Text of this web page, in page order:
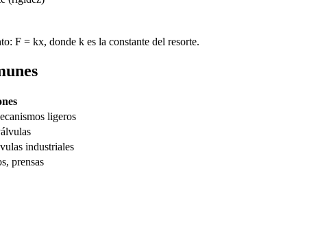
F = kx, donde k es la constante del resorte.
ligeros
industriales
prensas